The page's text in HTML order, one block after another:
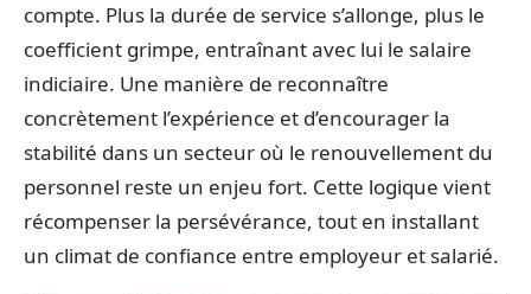
compte. Plus la durée de service s’allonge, plus le
coefficient grimpe, entraînant avec lui le salaire
indiciaire. Une manière de reconnaître
concrètement l’expérience et d’encourager la
stabilité dans un secteur où le renouvellement du
personnel reste un enjeu fort. Cette logique vient
récompenser la persévérance, tout en installant
un climat de confiance entre employeur et salarié.